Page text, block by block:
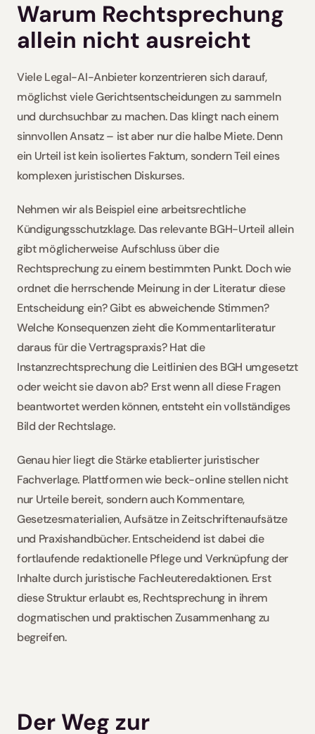
Warum Rechtsprechung
allein nicht ausreicht
Viele Legal-AI-Anbieter konzentrieren sich darauf,
möglichst viele Gerichtsentscheidungen zu sammeln
und durchsuchbar zu machen. Das klingt nach einem
sinnvollen Ansatz – ist aber nur die halbe Miete. Denn
ein Urteil ist kein isoliertes Faktum, sondern Teil eines
komplexen juristischen Diskurses.
Nehmen wir als Beispiel eine arbeitsrechtliche
Kündigungsschutzklage. Das relevante BGH-Urteil allein
gibt möglicherweise Aufschluss über die
Rechtsprechung zu einem bestimmten Punkt. Doch wie
ordnet die herrschende Meinung in der Literatur diese
Entscheidung ein? Gibt es abweichende Stimmen?
Welche Konsequenzen zieht die Kommentarliteratur
daraus für die Vertragspraxis? Hat die
Instanzrechtsprechung die Leitlinien des BGH umgesetzt
oder weicht sie davon ab? Erst wenn all diese Fragen
beantwortet werden können, entsteht ein vollständiges
Bild der Rechtslage.
Genau hier liegt die Stärke etablierter juristischer
Fachverlage. Plattformen wie beck-online stellen nicht
nur Urteile bereit, sondern auch Kommentare,
Gesetzesmaterialien, Aufsätze in Zeitschriftenaufsätze
und Praxishandbücher. Entscheidend ist dabei die
fortlaufende redaktionelle Pflege und Verknüpfung der
Inhalte durch juristische Fachleuteredaktionen. Erst
diese Struktur erlaubt es, Rechtsprechung in ihrem
dogmatischen und praktischen Zusammenhang zu
begreifen.
Der Weg zur